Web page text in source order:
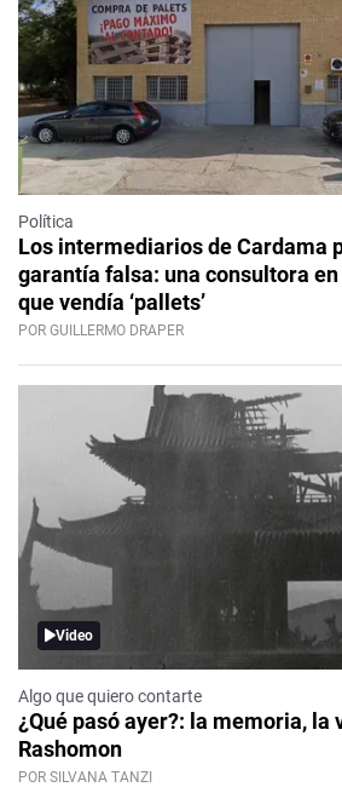
Política
Los intermediarios de Cardama
garantía falsa: una consultora en
que vendía ‘pallets’
POR GUILLERMO DRAPER
Video
Algo que quiero contarte
¿Qué pasó ayer?: la memoria, la
Rashomon
POR SILVANA TANZI